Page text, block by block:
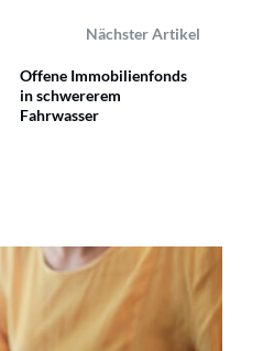
Nächster Artikel
Offene Immobilienfonds
in schwererem
Fahrwasser